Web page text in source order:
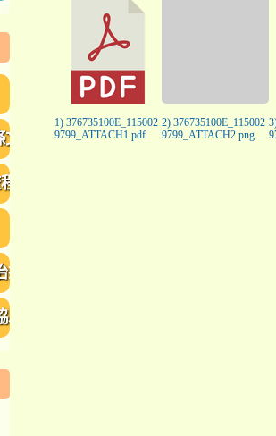
1) 376735100E_115002
9799_ATTACH1.pdf
2) 376735100E_115002
9799_ATTACH2.png